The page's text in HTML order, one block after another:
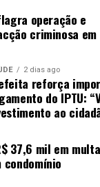
operação e
criminosa em
2 dias ago
reforça
do IPTU:
ao
37,6 mil em